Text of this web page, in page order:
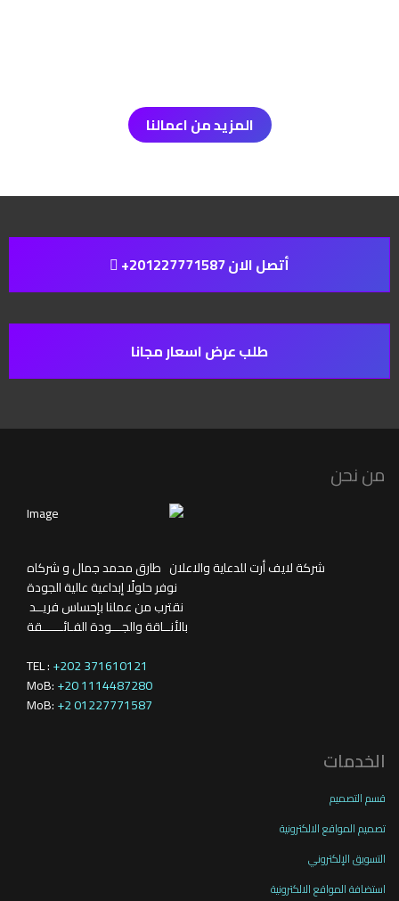
المزيد من اعمالنا
أتصل الان 201227771587+
طلب عرض اسعار مجانا
من نحن
شركة لايف أرت للدعاية والاعلان طارق محمد جمال و شركاه
نوفر حلولًا إبداعية عالية الجودة
نقترب من عملنا بإحساس فريــد
بالأنــاقة والجـــودة الفـائــــــقة
TEL :+202 371610121
MoB:+20 1114487280
MoB:+2 01227771587
الخدمات
قسم التصميم
تصميم المواقع الالكترونية
التسويق الإلكتروني
استضافة المواقع الالكترونية